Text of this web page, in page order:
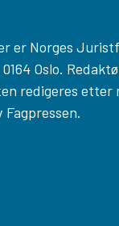
er Norges
Oslo.
redigeres etter
Fagpressen.